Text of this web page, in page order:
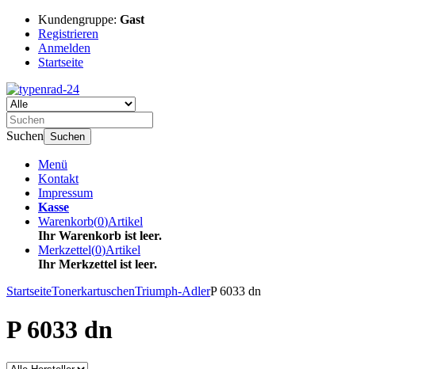
Kundengruppe: Gast
Registrieren
Anmelden
Startseite
Suchen Suchen
Menü
Kontakt
Impressum
Kasse
Warenkorb(0)Artikel
Ihr Warenkorb ist leer.
Merkzettel(0)Artikel
Ihr Merkzettel ist leer.
StartseiteTonerkartuschenTriumph-AdlerP 6033 dn
P 6033 dn